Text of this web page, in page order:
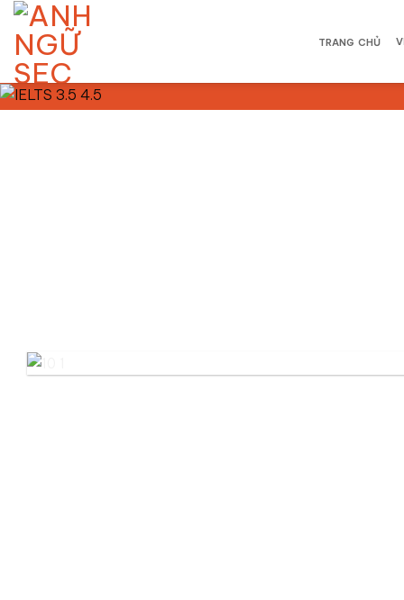
Bỏ
qua
nội
dung
TRANG CHỦ